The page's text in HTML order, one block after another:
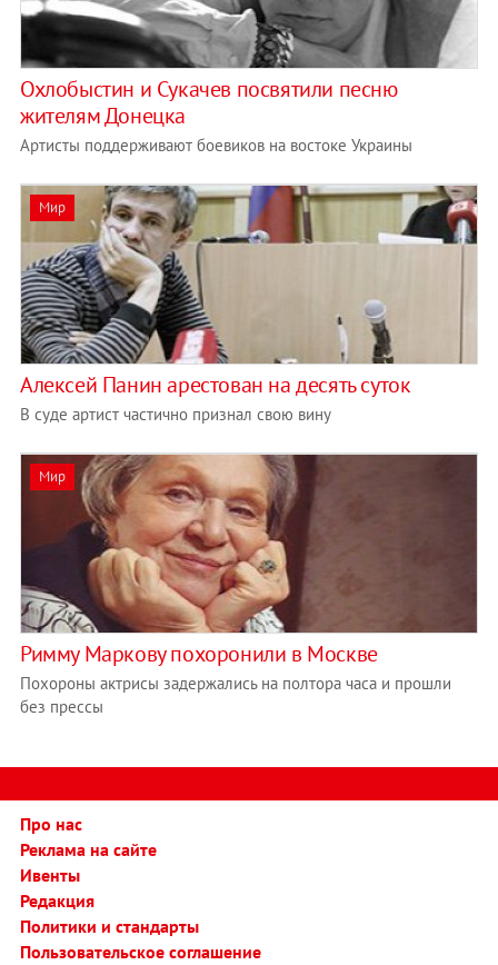
Охлобыстин и Сукачев посвятили песню
жителям Донецка
Артисты поддерживают боевиков на востоке Украины
Мир
Алексей Панин арестован на десять суток
В суде артист частично признал свою вину
Мир
Римму Маркову похоронили в Москве
Похороны актрисы задержались на полтора часа и прошли
без прессы
Про нас
Реклама на сайте
Ивенты
Редакция
Политики и стандарты
Пользовательское соглашение